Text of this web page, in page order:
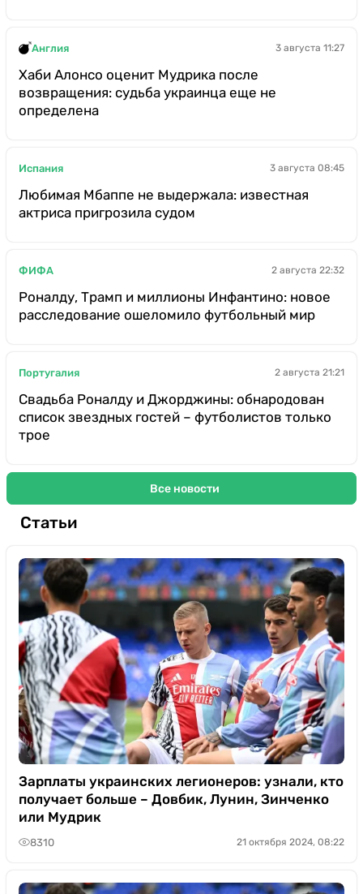
Англия 3 августа 11:27
Хаби Алонсо оценит Мудрика после
возвращения: судьба украинца еще не
определена
Испания 3 августа 08:45
Любимая Мбаппе не выдержала: известная
актриса пригрозила судом
ФИФА 2 августа 22:32
Роналду, Трамп и миллионы Инфантино: новое
расследование ошеломило футбольный мир
Португалия 2 августа 21:21
Свадьба Роналду и Джорджины: обнародован
список звездных гостей – футболистов только
трое
Все новости
Статьи
Зарплаты украинских легионеров: узнали, кто
получает больше – Довбик, Лунин, Зинченко
или Мудрик
8310 21 октября 2024, 08:22